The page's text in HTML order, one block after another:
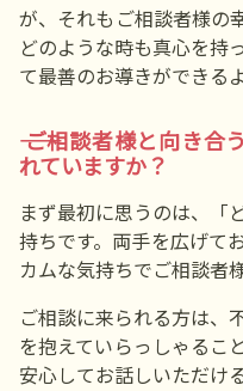
が、それもご相談者様の
どのような時も真心を持
て最善のお導きができる
―― ご相談者様と向き
れていますか？
まず最初に思うのは、「
持ちです。両手を広げて
カムな気持ちでご相談者
ご相談に来られる方は、
を抱えていらっしゃるこ
安心してお話しいただけ